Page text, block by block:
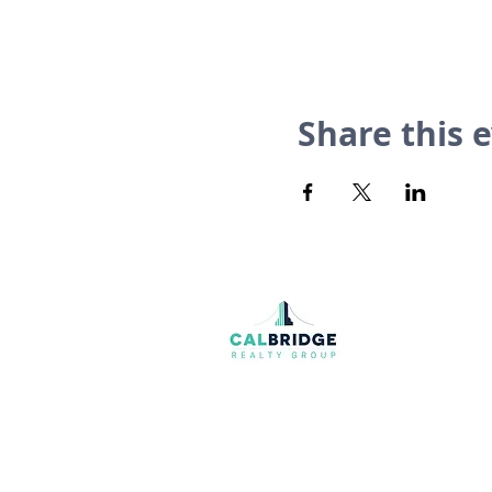
Share this